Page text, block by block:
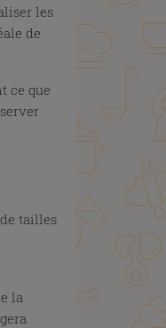
les
de
ce que
tailles
la